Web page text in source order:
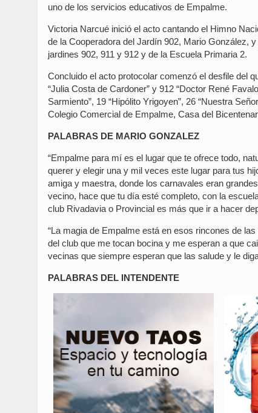
uno de los servicios educativos de Empalme.
Victoria Narcué inició el acto cantando el Himno
de la Cooperadora del Jardín 902, Mario González,
jardines 902, 911 y 912 y de la Escuela Primaria 2.
Concluido el acto protocolar comenzó el desfile del
“Julia Costa de Cardoner” y 912 “Doctor René
Sarmiento”, 19 “Hipólito Yrigoyen”, 26 “Nuestra
Colegio Comercial de Empalme, Casa del
PALABRAS DE MARIO GONZALEZ
“Empalme para mí es el lugar que te ofrece todo,
querer y elegir una y mil veces este lugar para tus
amiga y maestra, donde los carnavales eran
vecino, hace que tu día esté completo, con la
club Rivadavia o Provincial es más que ir a hacer
“La magia de Empalme está en esos rincones de
del club que me tocan bocina y me esperan a que
vecinas que siempre esperan que las salude y le
PALABRAS DEL INTENDENTE